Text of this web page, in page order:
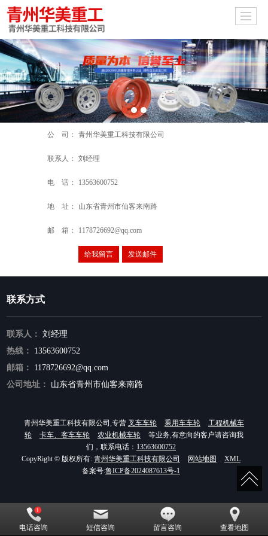
公 司： 青州华美重工科技有限公司
联系人： 刘经理
电 话： 13563600752
地 址： 山东省青州市仙客来南路
邮 箱： 1178726692@qq.com
给我留言 发送邮件
联系方式
联系人：
刘经理
热线：
13563600752
邮箱：
1178726692@qq.com
公司地址：
山东省青州市仙客来南路
青州华美重工科技有限公司,专营 叉车车轮 乘用车车轮
工程机械车
轮
卡车、客车车轮 农业机械车轮
等业务,有意向的客户请咨询我
们，联系电话： 13563600752
CopyRight © 版权所有: 青州华美重工科技有限公司 网站地图
XML
备案号:鲁ICP备2024087613号-1
电话咨询 短信咨询 留言咨询 查看地图